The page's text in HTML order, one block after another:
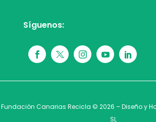
Síguenos:
Fundación Canarias Recicla © 2026 – Diseño y
SL